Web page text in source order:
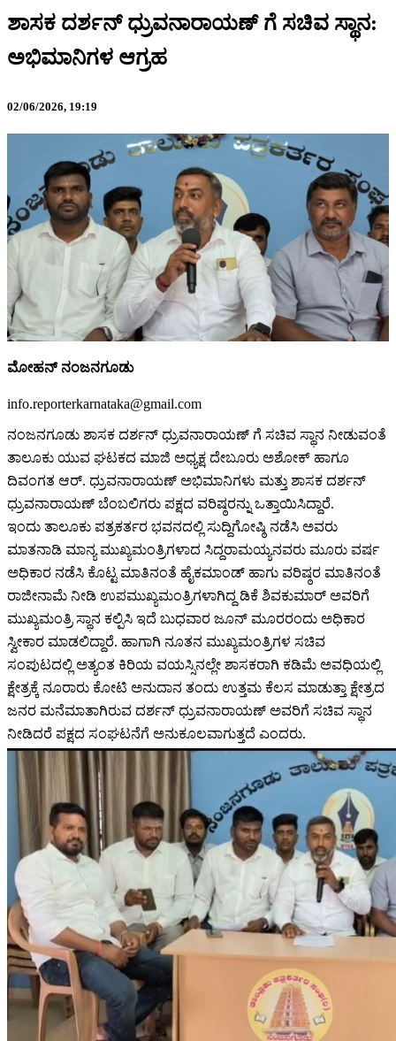
ಶಾಸಕ ದರ್ಶನ್ ಧ್ರುವನಾರಾಯಣ್ ಗೆ ಸಚಿವ ಸ್ಥಾನ:
ಅಭಿಮಾನಿಗಳ ಆಗ್ರಹ
02/06/2026, 19:19
ಮೋಹನ್ ನಂಜನಗೂಡು
info.reporterkarnataka@gmail.com
ನಂಜನಗೂಡು ಶಾಸಕ ದರ್ಶನ್ ಧ್ರುವನಾರಾಯಣ್ ಗೆ ಸಚಿವ ಸ್ಥಾನ ನೀಡುವಂತೆ
ತಾಲೂಕು ಯುವ ಘಟಕದ ಮಾಜಿ ಅಧ್ಯಕ್ಷ ದೇಬೂರು ಅಶೋಕ್ ಹಾಗೂ
ದಿವಂಗತ ಆರ್. ಧ್ರುವನಾರಾಯಣ್ ಅಭಿಮಾನಿಗಳು ಮತ್ತು ಶಾಸಕ ದರ್ಶನ್
ಧ್ರುವನಾರಾಯಣ್ ಬೆಂಬಲಿಗರು ಪಕ್ಷದ ವರಿಷ್ಠರನ್ನು ಒತ್ತಾಯಿಸಿದ್ದಾರೆ.
ಇಂದು ತಾಲೂಕು ಪತ್ರಕರ್ತರ ಭವನದಲ್ಲಿ ಸುದ್ದಿಗೋಷ್ಠಿ ನಡೆಸಿ ಅವರು
ಮಾತನಾಡಿ ಮಾನ್ಯ ಮುಖ್ಯಮಂತ್ರಿಗಳಾದ ಸಿದ್ದರಾಮಯ್ಯನವರು ಮೂರು ವರ್ಷ
ಅಧಿಕಾರ ನಡೆಸಿ ಕೊಟ್ಟ ಮಾತಿನಂತೆ ಹೈಕಮಾಂಡ್ ಹಾಗು ವರಿಷ್ಠರ ಮಾತಿನಂತೆ
ರಾಜೀನಾಮೆ ನೀಡಿ ಉಪಮುಖ್ಯಮಂತ್ರಿಗಳಾಗಿದ್ದ ಡಿಕೆ ಶಿವಕುಮಾರ್ ಅವರಿಗೆ
ಮುಖ್ಯಮಂತ್ರಿ ಸ್ಥಾನ ಕಲ್ಪಿಸಿ ಇದೆ ಬುಧವಾರ ಜೂನ್ ಮೂರರಂದು ಅಧಿಕಾರ
ಸ್ವೀಕಾರ ಮಾಡಲಿದ್ದಾರೆ. ಹಾಗಾಗಿ ನೂತನ ಮುಖ್ಯಮಂತ್ರಿಗಳ ಸಚಿವ
ಸಂಪುಟದಲ್ಲಿ ಅತ್ಯಂತ ಕಿರಿಯ ವಯಸ್ಸಿನಲ್ಲೇ ಶಾಸಕರಾಗಿ ಕಡಿಮೆ ಅವಧಿಯಲ್ಲಿ
ಕ್ಷೇತ್ರಕ್ಕೆ ನೂರಾರು ಕೋಟಿ ಅನುದಾನ ತಂದು ಉತ್ತಮ ಕೆಲಸ ಮಾಡುತ್ತಾ ಕ್ಷೇತ್ರದ
ಜನರ ಮನೆಮಾತಾಗಿರುವ ದರ್ಶನ್ ಧ್ರುವನಾರಾಯಣ್ ಅವರಿಗೆ ಸಚಿವ ಸ್ಥಾನ
ನೀಡಿದರೆ ಪಕ್ಷದ ಸಂಘಟನೆಗೆ ಅನುಕೂಲವಾಗುತ್ತದೆ ಎಂದರು.